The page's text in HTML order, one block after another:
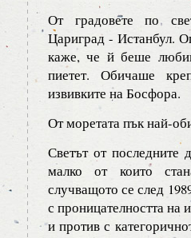
От градовете по
Цариград - Истанбул.
каже, че й беше
пиетет. Обичаше
извивките на Босфора.
От моретата пък най-
Светът от последните
малко от които
случващото се след
с проницателността на
и против с